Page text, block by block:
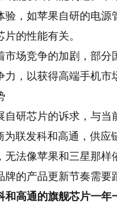
验，如苹果自研的电
的性能有关。
市场竞争的加剧，部
，以获得高端手机市
自研芯片的诉求，与当
为联发科和高通，供
法像苹果和三星那样
的产品更新节奏需要
和高通的旗舰芯片一